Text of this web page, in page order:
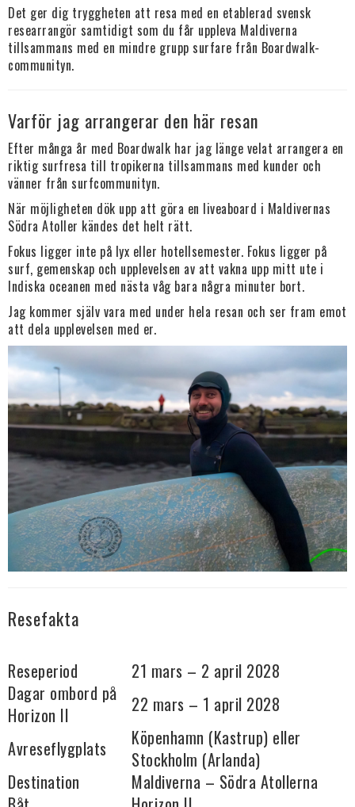
Det ger dig tryggheten att resa med en etablerad svensk
researrangör samtidigt som du får uppleva Maldiverna
tillsammans med en mindre grupp surfare från Boardwalk-
communityn.
Varför jag arrangerar den här resan
Efter många år med Boardwalk har jag länge velat arrangera en
riktig surfresa till tropikerna tillsammans med kunder och
vänner från surfcommunityn.
När möjligheten dök upp att göra en liveaboard i Maldivernas
Södra Atoller kändes det helt rätt.
Fokus ligger inte på lyx eller hotellsemester. Fokus ligger på
surf, gemenskap och upplevelsen av att vakna upp mitt ute i
Indiska oceanen med nästa våg bara några minuter bort.
Jag kommer själv vara med under hela resan och ser fram emot
att dela upplevelsen med er.
Resefakta
Reseperiod
21 mars – 2 april 2028
Dagar ombord på
Horizon II
22 mars – 1 april 2028
Avreseflygplats
Köpenhamn (Kastrup) eller
Stockholm (Arlanda)
Destination
Maldiverna – Södra Atollerna